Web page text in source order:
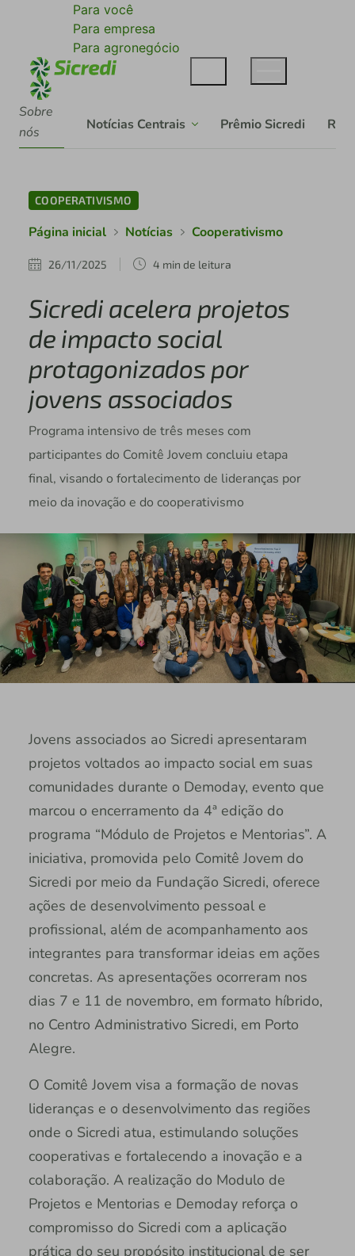
Para você
Para empresa
Para agronegócio
Sobre
nós
Notícias Centrais Prêmio Sicredi
COOPERATIVISMO
Página inicial Notícias Cooperativismo
26/11/2025 4 min de leitura
Sicredi acelera projetos
de impacto social
protagonizados por
jovens associados
Programa intensivo de três meses com
participantes do Comitê Jovem concluiu etapa
final, visando o fortalecimento de lideranças por
meio da inovação e do cooperativismo
Jovens associados ao Sicredi apresentaram
projetos voltados ao impacto social em suas
comunidades durante o Demoday, evento que
marcou o encerramento da 4ª edição do
programa “Módulo de Projetos e Mentorias”. A
iniciativa, promovida pelo Comitê Jovem do
Sicredi por meio da Fundação Sicredi, oferece
ações de desenvolvimento pessoal e
profissional, além de acompanhamento aos
integrantes para transformar ideias em ações
concretas. As apresentações ocorreram nos
dias 7 e 11 de novembro, em formato híbrido,
no Centro Administrativo Sicredi, em Porto
Alegre.
O Comitê Jovem visa a formação de novas
lideranças e o desenvolvimento das regiões
onde o Sicredi atua, estimulando soluções
cooperativas e fortalecendo a inovação e a
colaboração. A realização do Modulo de
Projetos e Mentorias e Demoday reforça o
compromisso do Sicredi com a aplicação
prática do seu propósito institucional de ser